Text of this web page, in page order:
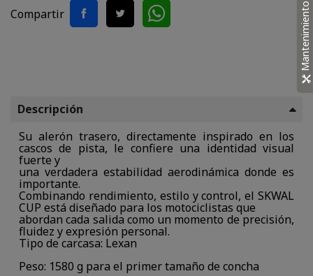
Compartir
Descripción
Su alerón trasero, directamente inspirado en los
cascos de pista, le confiere una identidad visual
fuerte y
una verdadera estabilidad aerodinámica donde es
importante.
Combinando rendimiento, estilo y control, el SKWAL
CUP está diseñado para los motociclistas que
abordan cada salida como un momento de precisión,
fluidez y expresión personal.
Tipo de carcasa: Lexan
Peso: 1580 g para el primer tamaño de concha
Mantenimiento